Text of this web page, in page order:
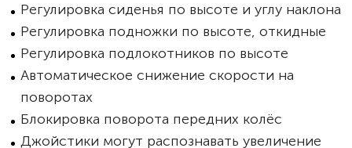
Регулировка сиденья по высоте и углу наклона
Регулировка подножки по высоте, откидные
Регулировка подлокотников по высоте
Автоматическое снижение скорости на
поворотах
Блокировка поворота передних колёс
Джойстики могут распознавать увеличение